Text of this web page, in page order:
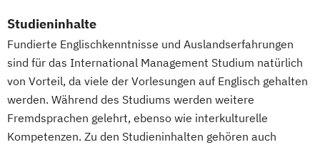
International Business Administration
Internationales Wirtschaftsrecht
Investition & Finanzierung
Kindheits- und Jugendpädagogik
Logistik & Supply Chain Management
Logistik: Grundlagen
Studieninhalte
Fundierte Englischkenntnisse und Auslandserfahrungen
sind für das International Management Studium natürlich
von Vorteil, da viele der Vorlesungen auf Englisch gehalten
werden. Während des Studiums werden weitere
Fremdsprachen gelehrt, ebenso wie interkulturelle
Kompetenzen. Zu den Studieninhalten gehören auch